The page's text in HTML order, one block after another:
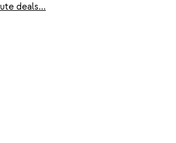
deals...